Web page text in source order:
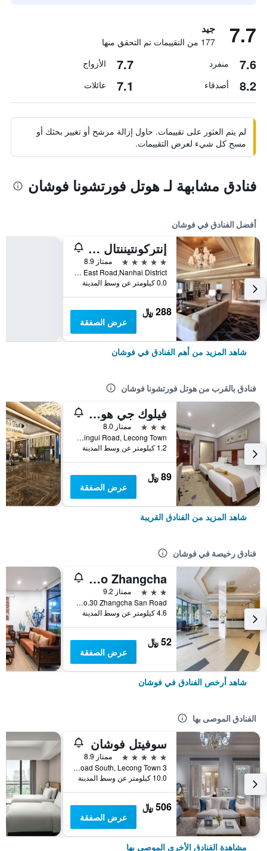
7.7 جيد
177 من التقييمات تم التحقق منها
7.6 منفرد 7.7 الأزواج
8.2 أصدقاء 7.1 عائلات
لم يتم العثور على تقييمات. حاول إزالة مرشح أو تغيير بحثك أو
مسح كل شيء لعرض التقييمات.
فنادق مشابهة لـ هوتل فورتشونا فوشان
أفضل الفنادق في فوشان
إنتركونتيننتال فوشان باي آيتش جي
5 نجوم
ممتاز 8.9
No.20 Denghu East Road,Nanhai District, فوشان, الصين
0.0 كيلومتر عن وسط المدينة
288 ﷼
عرض الصفقة
شاهد المزيد من أهم الفنادق في فوشان
فنادق بالقرب من هوتل فورتشونا فوشان
فيلوك جي هوتل لكي سيتي ليكونج فوشان
3 نجوم
ممتاز 8.0
No.18 Xingui Road, Lecong Town, فوشان, الصين
1.2 كيلومتر عن وسط المدينة
89 ﷼
عرض الصفقة
شاهد المزيد من الفنادق القريبة
فنادق رخيصة في فوشان
City Comfort Inn Foshan Zumiao Zhangcha
3 نجوم
ممتاز 9.2
No.30 Zhangcha San Road, فوشان, الصين
4.6 كيلومتر عن وسط المدينة
52 ﷼
عرض الصفقة
شاهد أرخص الفنادق في فوشان
الفنادق الموصى بها
سوفيتل فوشان
5 نجوم
ممتاز 8.9
3 Hebin Road South, Lecong Town, فوشان, الصين
10.0 كيلومتر عن وسط المدينة
506 ﷼
عرض الصفقة
مشاهدة الفنادق الأخرى الموصى بها